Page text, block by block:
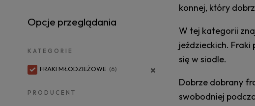
Opcje przeglądania
KATEGORIE
FRAKI MŁODZIEŻOWE (6)
PRODUCENT
konnej, który
W tej kategorii
jeździeckich.
się w siodle.
Dobrze dobrany
swobodniej